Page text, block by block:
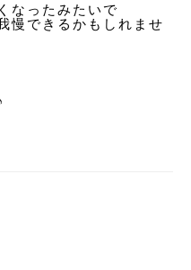
なったみたいで
慢できるかもしれませ